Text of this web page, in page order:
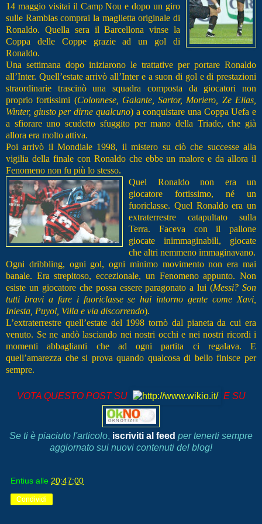
14 maggio visitai il Camp Nou e dopo un giro
sulle Ramblas comprai la maglietta originale di
Ronaldo. Quella sera il Barcellona vinse la
Coppa delle Coppe grazie ad un gol di
Ronaldo.
Una settimana dopo iniziarono le trattative per portare Ronaldo
all’Inter. Quell’estate arrivò all’Inter e a suon di gol e di prestazioni
straordinarie trascinò una squadra composta da giocatori non
proprio fortissimi (Colonnese, Galante, Sartor, Moriero, Ze Elias,
Winter, giusto per dirne qualcuno) a conquistare una Coppa Uefa e
a sfiorare uno scudetto sfuggito per mano della Triade, che già
allora era molto attiva.
Poi arrivò il Mondiale 1998, il mistero su ciò che successe alla
vigilia della finale con Ronaldo che ebbe un malore e da allora il
Fenomeno non fu più lo stesso.
Quel Ronaldo non era un
giocatore fortissimo, né un
fuoriclasse. Quel Ronaldo era un
extraterrestre catapultato sulla
Terra. Faceva con il pallone
giocate inimmaginabili, giocate
che altri nemmeno immaginavano.
Ogni dribbling, ogni gol, ogni minimo movimento non era mai
banale. Era strepitoso, eccezionale, un Fenomeno appunto. Non
esiste un giocatore che possa essere paragonato a lui (Messi? Son
tutti bravi a fare i fuoriclasse se hai intorno gente come Xavi,
Iniesta, Puyol, Villa e via discorrendo).
L’extraterrestre quell’estate del 1998 tornò dal pianeta da cui era
venuto. Se ne andò lasciando nei nostri occhi e nei nostri ricordi i
momenti abbaglianti che ad ogni partita ci regalava. E
quell’amarezza che si prova quando qualcosa di bello finisce per
sempre.
VOTA QUESTO POST SU E SU
Se ti è piaciuto l'articolo, iscriviti al feed per tenerti sempre
aggiornato sui nuovi contenuti del blog!
Entius alle 20:47:00
Condividi